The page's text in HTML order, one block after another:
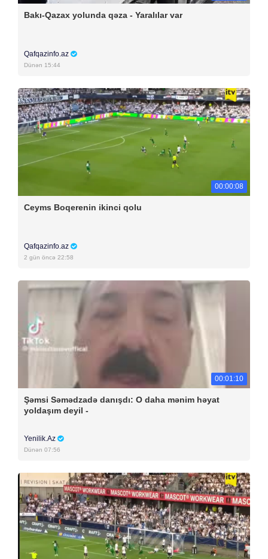
Bakı-Qazax yolunda qəza - Yaralılar var
Qafqazinfo.az
Dünən 15:44
00:00:08
Ceyms Boqerenin ikinci qolu
Qafqazinfo.az
2 gün öncə 22:58
00:01:10
Şəmsi Səmədzadə danışdı: O daha mənim həyat
yoldaşım deyil -
Yenilik.Az
Dünən 07:56